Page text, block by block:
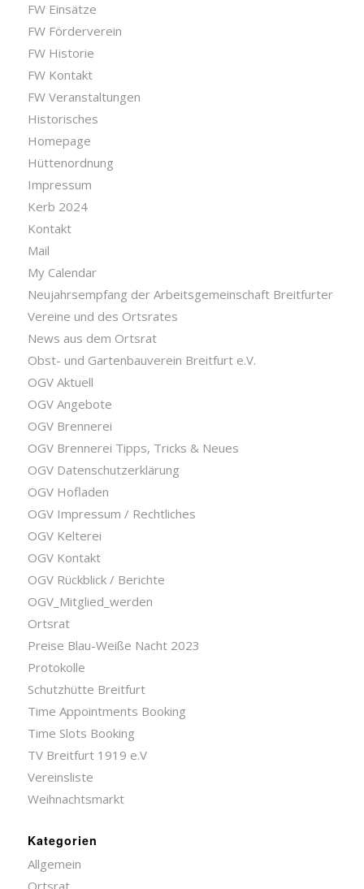
FW Einsätze
FW Förderverein
FW Historie
FW Kontakt
FW Veranstaltungen
Historisches
Homepage
Hüttenordnung
Impressum
Kerb 2024
Kontakt
Mail
My Calendar
Neujahrsempfang der Arbeitsgemeinschaft Breitfurter
Vereine und des Ortsrates
News aus dem Ortsrat
Obst- und Gartenbauverein Breitfurt e.V.
OGV Aktuell
OGV Angebote
OGV Brennerei
OGV Brennerei Tipps, Tricks & Neues
OGV Datenschutzerklärung
OGV Hofladen
OGV Impressum / Rechtliches
OGV Kelterei
OGV Kontakt
OGV Rückblick / Berichte
OGV_Mitglied_werden
Ortsrat
Preise Blau-Weiße Nacht 2023
Protokolle
Schutzhütte Breitfurt
Time Appointments Booking
Time Slots Booking
TV Breitfurt 1919 e.V
Vereinsliste
Weihnachtsmarkt
Kategorien
Allgemein